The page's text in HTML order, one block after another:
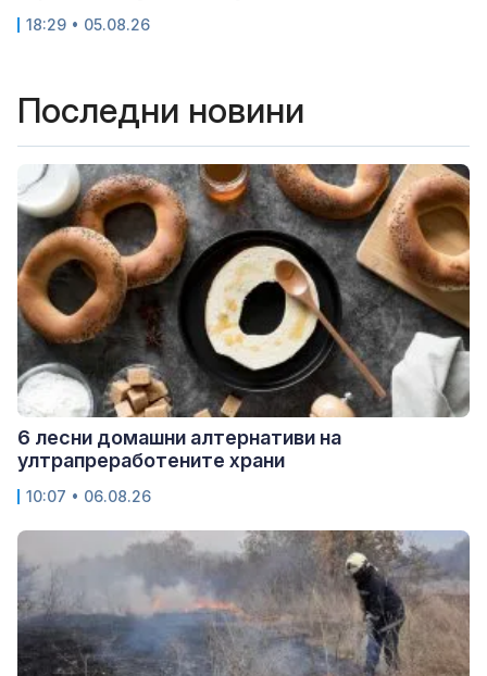
18:29 • 05.08.26
Последни новини
6 лесни домашни алтернативи на
ултрапреработените храни
10:07 • 06.08.26